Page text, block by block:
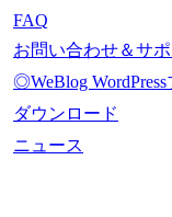
FAQ
お問い合わせ＆サ
◎WeBlog
ダウンロード
ニュース